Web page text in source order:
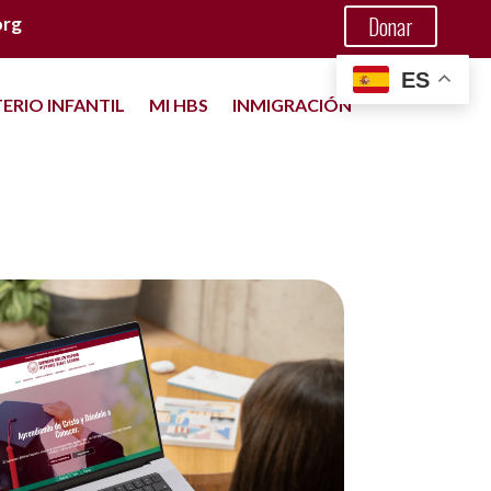
Donar
INFANTIL MI HBS INMIGRACIÓN
ES